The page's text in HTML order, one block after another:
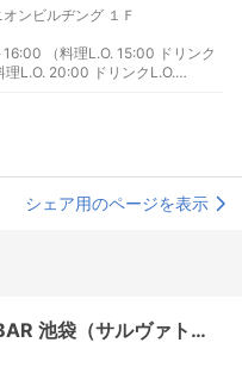
ンビルヂング １Ｆ
（料理L.O. 15:00 ドリンク
L.O. 20:00 ドリンクL.O.
シェア用のページを表示
SALVATORE CUOMO ＆ BAR 池袋（サルヴァトーレ クオモ ＆ バール）